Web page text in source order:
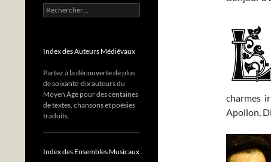
charmes
Apollon,
Rechercher :
Index des Auteurs Médiévaux
Partez à la découverte de plus
de soixante-dix auteurs du
Moyen Âge pour des centaines
de textes, chansons et poésies
traduits.
Index des Ensembles Musicaux